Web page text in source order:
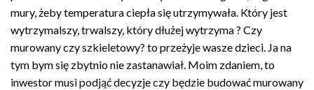
mury, żeby temperatura ciepła się utrzymywała. Który jest
wytrzymalszy, trwalszy, który dłużej wytrzyma ? Czy
murowany czy szkieletowy? to przeżyje wasze dzieci. Ja na
tym bym się zbytnio nie zastanawiał. Moim zdaniem, to
inwestor musi podjąć decyzje czy będzie budować murowany